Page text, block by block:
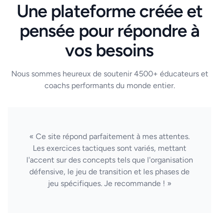
Une plateforme créée et
pensée pour répondre à
vos besoins
Nous sommes heureux de soutenir 4500+ éducateurs et
coachs performants du monde entier.
« Ce site répond parfaitement à mes attentes.
Les exercices tactiques sont variés, mettant
l'accent sur des concepts tels que l'organisation
défensive, le jeu de transition et les phases de
jeu spécifiques. Je recommande ! »